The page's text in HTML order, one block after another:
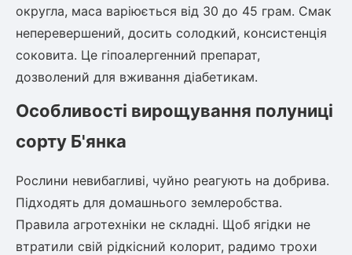
Кизил
Диплоидная слива
Азіатська груша
Багаторічні рослини
Молодило (Кам'яні троянди)
М'ята
Лаванда
Пряні трави
Очиток (седум)
Барвінок
Чемерник (морозник)
Рослини що в'ються
округла, маса варіюється від 30 до 45 грам. Смак
неперевершений, досить солодкий, консистенція
соковита. Це гіпоалергенний препарат,
дозволений для вживання діабетикам.
Особливості вирощування полуниці
сорту Б'янка
Рослини невибагливі, чуйно реагують на добрива.
Підходять для домашнього землеробства.
Правила агротехніки не складні. Щоб ягідки не
втратили свій рідкісний колорит, радимо трохи